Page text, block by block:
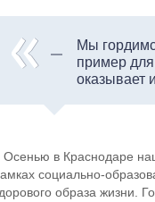
Мы
пример
оказывает
Осенью в Краснодаре
социально-
образа жизни.